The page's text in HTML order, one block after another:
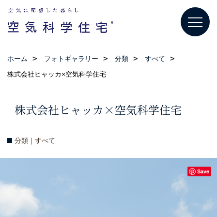
ホーム フォトギャラリー 分類
すべて
株式会社ヒャッカ×空気科学住宅
株式会社ヒャッカ×空気科学住宅
分類｜すべて
Save